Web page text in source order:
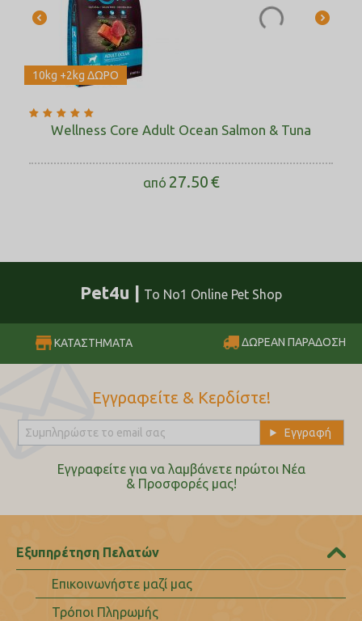
10kg +2kg ΔΩΡΟ
Wellness Core Adult Ocean Salmon & Tuna
από 27.50€
Pet4u | Το No1 Online Pet Shop
ΚΑΤΑΣΤΗΜΑΤΑ ΔΩΡΕΑΝ ΠΑΡΑΔΟΣΗ
Εγγραφείτε & Κερδίστε!
Εγγραφείτε για να λαμβάνετε πρώτοι Nέα
& Προσφορές μας!
Εξυπηρέτηση Πελατών
Επικοινωνήστε μαζί μας
Τρόποι Πληρωμής